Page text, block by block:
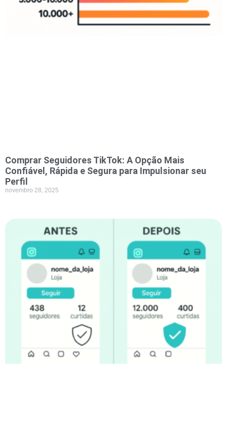
Comprar Seguidores TikTok: A Opção Mais
Confiável, Rápida e Segura para Impulsionar seu
Perfil
novembro 28, 2025